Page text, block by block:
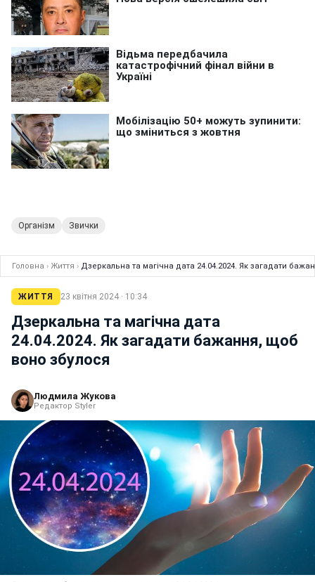
Організм Звички
Головна › Життя › Дзеркальна та магічна дата 24.04.2024. Як загадати
ЖИТТЯ 23 квітня 2024 · 10:34
Дзеркальна та магічна дата
24.04.2024. Як загадати бажання, щоб
воно збулося
Людмила Жукова
Редактор Styler